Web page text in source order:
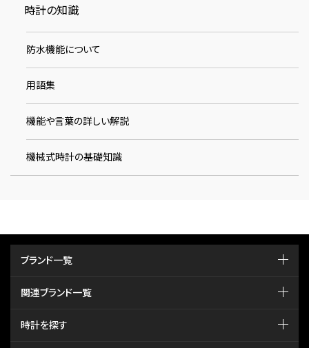
時計の知識
防水機能について
用語集
機能や言葉の詳しい解説
機械式時計の基礎知識
ブランド一覧
関連ブランド一覧
時計を探す